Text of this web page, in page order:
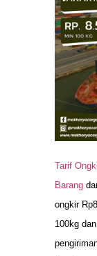
Tarif
Barang
ongkir
100kg